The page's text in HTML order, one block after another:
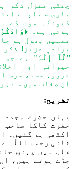
چھٹی منزل ذکر
یاری سے اپنے
کیونکہ موت کے
ہوتی ہے۔
تمہیں بھول ہو
برادرِ عزیز!
''لَآ إِلٰہَ'' ہے جو
حیوانی اور
غرور، حسد، حرص
ان صفات میں سے
تشریح:
یہاں
حضرت مجدد
حضرت کاکا صاحب
اکٹھی ہو گئیں۔
ثانی رحمۃ اللّٰہ
قلب میں پہنچ
جڑے ہوتے ہیں،